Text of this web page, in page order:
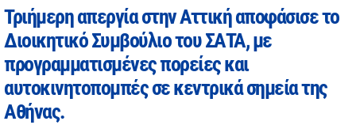
Τριήμερη απεργία στην Αττική αποφάσισε το
Διοικητικό Συμβούλιο του ΣΑΤΑ, με
προγραμματισμένες πορείες και
αυτοκινητοπομπές σε κεντρικά σημεία της
Αθήνας.